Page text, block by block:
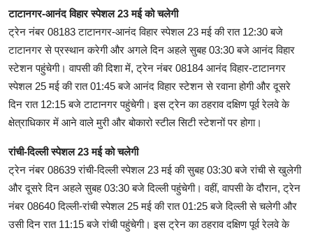
टाटानगर-आनंद विहार स्पेशल 23 मई को चलेगी
ट्रेन नंबर 08183 टाटानगर-आनंद विहार स्पेशल 23 मई की रात 12:30 बजे
टाटानगर से प्रस्थान करेगी और अगले दिन अहले सुबह 03:30 बजे आनंद विहार
स्टेशन पहुंचेगी। वापसी की दिशा में, ट्रेन नंबर 08184 आनंद विहार-टाटानगर
स्पेशल 25 मई की रात 01:45 बजे आनंद विहार स्टेशन से रवाना होगी और दूसरे
दिन रात 12:15 बजे टाटानगर पहुंचेगी। इस ट्रेन का ठहराव दक्षिण पूर्व रेलवे के
क्षेत्राधिकार में आने वाले मुरी और बोकारो स्टील सिटी स्टेशनों पर होगा।
रांची-दिल्ली स्पेशल 23 मई को चलेगी
ट्रेन नंबर 08639 रांची-दिल्ली स्पेशल 23 मई की सुबह 03:30 बजे रांची से खुलेगी
और दूसरे दिन अहले सुबह 03:30 बजे दिल्ली पहुंचेगी। वहीं, वापसी के दौरान, ट्रेन
नंबर 08640 दिल्ली-रांची स्पेशल 25 मई की रात 01:25 बजे दिल्ली से चलेगी और
उसी दिन रात 11:15 बजे रांची पहुंचेगी। इस ट्रेन का ठहराव दक्षिण पूर्व रेलवे के